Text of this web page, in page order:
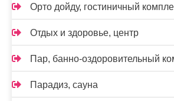
Орто дойду, гостиничный
Отдых и здоровье, центр
Пар, банно-оздоровительный
Парадиз, сауна